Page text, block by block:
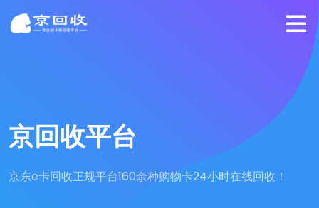
京回收平台
京东e卡回收正规平台160余种购物卡24小时在线回收！